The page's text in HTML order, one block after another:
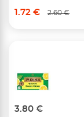
1.72 € 2.60 €
3.80 €